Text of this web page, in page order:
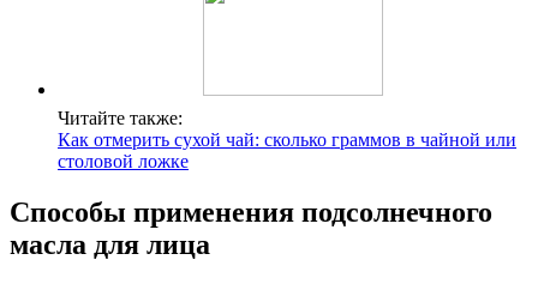
Читайте также:
Как отмерить сухой чай: сколько граммов в чайной или
столовой ложке
Способы применения подсолнечного
масла для лица